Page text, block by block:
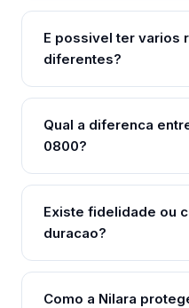
E possivel ter varios
diferentes?
Qual a diferenca
0800?
Existe fidelidade ou
duracao?
Como a Nilara